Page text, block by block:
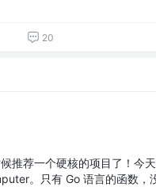
20
推荐一个硬核的项目了！今
。只有 Go 语言的函数，